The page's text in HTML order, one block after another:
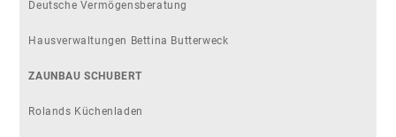
Deutsche Vermögensberatung
Hausverwaltungen Bettina Butterweck
ZAUNBAU SCHUBERT
Rolands Küchenladen